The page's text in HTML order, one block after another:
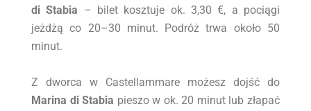
di Stabia – bilet kosztuje ok. 3,30 €, a pociągi
jeżdżą co 20–30 minut. Podróż trwa około 50
minut.
Z dworca w Castellammare możesz dojść do
Marina di Stabia pieszo w ok. 20 minut lub złapać